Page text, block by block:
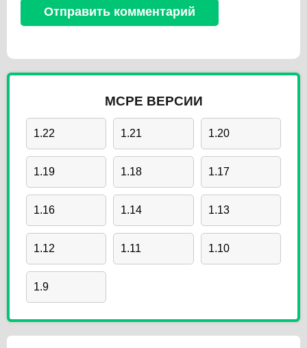
MCPE ВЕРСИИ
1.22 1.21 1.20
1.19 1.18 1.17
1.16 1.14 1.13
1.12 1.11 1.10
1.9